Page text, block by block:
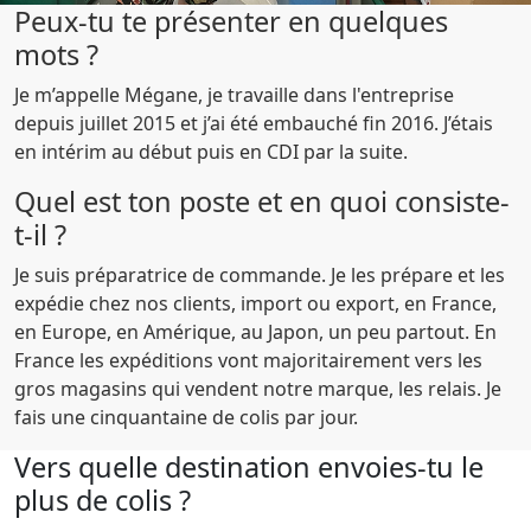
Peux-tu te présenter en quelques
mots ?
Je m’appelle Mégane, je travaille dans l'entreprise
depuis juillet 2015 et j’ai été embauché fin 2016. J’étais
en intérim au début puis en CDI par la suite.
Quel est ton poste et en quoi consiste-
t-il ?
Je suis préparatrice de commande. Je les prépare et les
expédie chez nos clients, import ou export, en France,
en Europe, en Amérique, au Japon, un peu partout. En
France les expéditions vont majoritairement vers les
gros magasins qui vendent notre marque, les relais. Je
fais une cinquantaine de colis par jour.
Vers quelle destination envoies-tu le
plus de colis ?